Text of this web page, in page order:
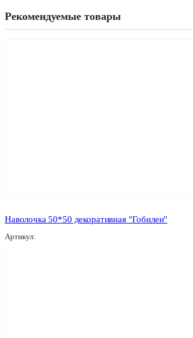
Рекомендуемые товары
Наволочка 50*50 декоративная "Гобилен"
Артикул: